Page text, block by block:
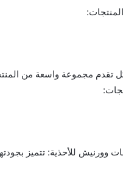
تقدم مجموعة واسعة من
وورنيش للأحذية: تتميز